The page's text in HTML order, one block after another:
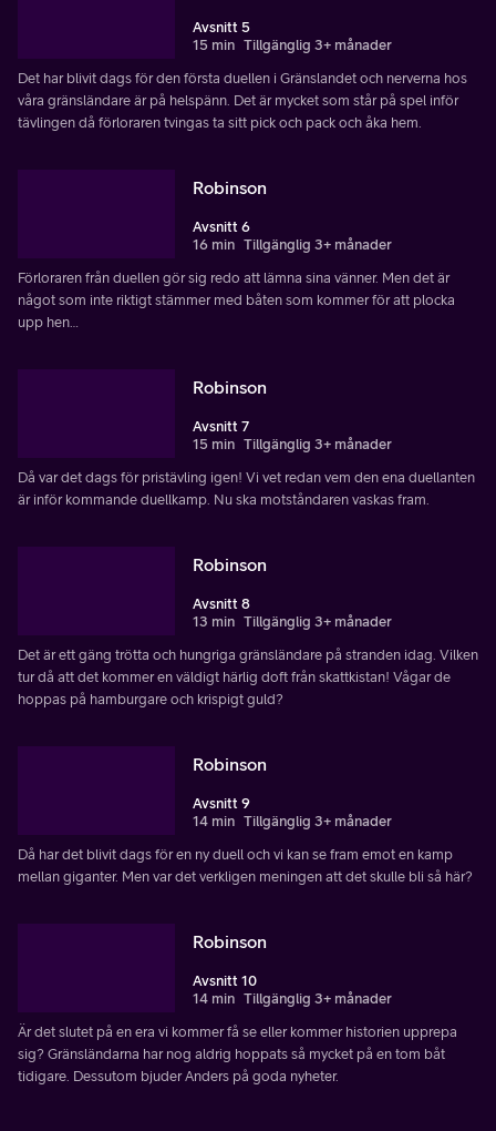
Avsnitt 5
15 min Tillgänglig 3+ månader
Det har blivit dags för den första duellen i Gränslandet och nerverna hos
våra gränsländare är på helspänn. Det är mycket som står på spel inför
tävlingen då förloraren tvingas ta sitt pick och pack och åka hem.
Robinson
Avsnitt 6
16 min Tillgänglig 3+ månader
Förloraren från duellen gör sig redo att lämna sina vänner. Men det är
något som inte riktigt stämmer med båten som kommer för att plocka
upp hen…
Robinson
Avsnitt 7
15 min Tillgänglig 3+ månader
Då var det dags för pristävling igen! Vi vet redan vem den ena duellanten
är inför kommande duellkamp. Nu ska motståndaren vaskas fram.
Robinson
Avsnitt 8
13 min Tillgänglig 3+ månader
Det är ett gäng trötta och hungriga gränsländare på stranden idag. Vilken
tur då att det kommer en väldigt härlig doft från skattkistan! Vågar de
hoppas på hamburgare och krispigt guld?
Robinson
Avsnitt 9
14 min Tillgänglig 3+ månader
Då har det blivit dags för en ny duell och vi kan se fram emot en kamp
mellan giganter. Men var det verkligen meningen att det skulle bli så här?
Robinson
Avsnitt 10
14 min Tillgänglig 3+ månader
Är det slutet på en era vi kommer få se eller kommer historien upprepa
sig? Gränsländarna har nog aldrig hoppats så mycket på en tom båt
tidigare. Dessutom bjuder Anders på goda nyheter.